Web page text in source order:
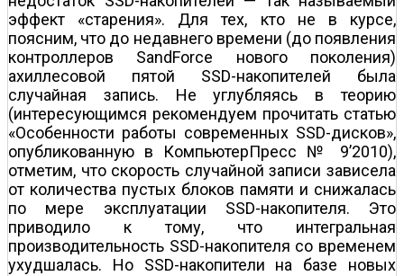
эффект «старения». Для тех, кто не в курсе,
поясним, что до недавнего времени (до появления
контроллеров SandForce нового поколения)
ахиллесовой пятой SSD-накопителей была
случайная запись. Не углубляясь в теорию
(интересующимся рекомендуем прочитать статью
«Особенности работы современных SSD-дисков»,
опубликованную в КомпьютерПресс № 9’2010),
отметим, что скорость случайной записи зависела
от количества пустых блоков памяти и снижалась
по мере эксплуатации SSD-накопителя. Это
приводило к тому, что интегральная
производительность SSD-накопителя со временем
ухудшалась. Но SSD-накопители на базе новых